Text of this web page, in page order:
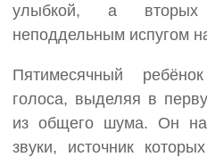
улыбкой, а
неподдельным испугом
Пятимесячный
голоса, выделяя в
из общего шума. Он
звуки, источник